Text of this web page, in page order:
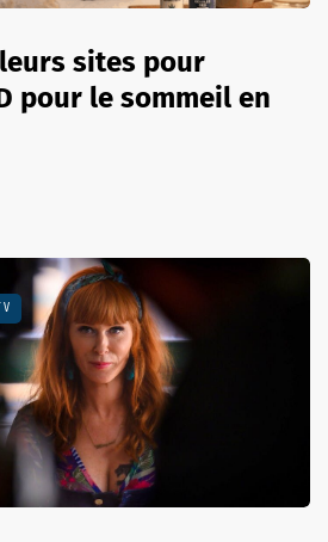
sites pour
pour le sommeil en